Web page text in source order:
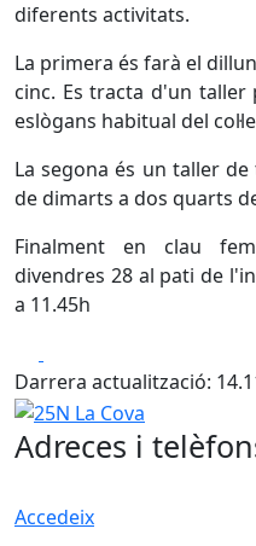
diferents activitats.
La primera és farà el
cinc. Es tracta d'un taller
eslògans habitual del
La segona és un taller
de dimarts a dos quarts
Finalment en clau
divendres 28 al pati de
a 11.45h
Darrera actualització:
25N La Cova
Adreces i
Accedeix